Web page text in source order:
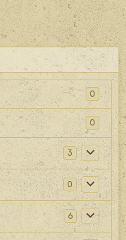
0
0
3
0
6